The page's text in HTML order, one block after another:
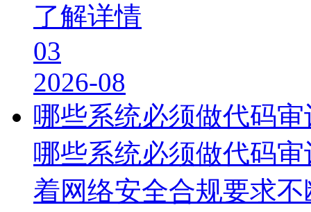
了解详情
03
2026-08
哪些系统必须做代码
哪些系统必须做代码
着网络安全合规要求